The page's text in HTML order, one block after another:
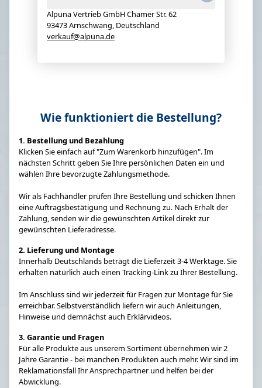
Alpuna Vertrieb GmbH Chamer Str. 62
93473 Arnschwang, Deutschland
verkauf@alpuna.de
Wie funktioniert die Bestellung?
1. Bestellung und Bezahlung
Klicken Sie einfach auf "Zum Warenkorb hinzufügen". Im
nächsten Schritt geben Sie Ihre persönlichen Daten ein und
wählen Ihre bevorzugte Zahlungsmethode.
Wir als Fachhändler prüfen Ihre Bestellung und schicken Ihnen
eine Auftragsbestätigung und Rechnung zu. Nach Erhalt der
Zahlung, senden wir die gewünschten Artikel direkt zur
gewünschten Lieferadresse.
2. Lieferung und Montage
Innerhalb Deutschlands beträgt die Lieferzeit 3-4 Werktage. Sie
erhalten natürlich auch einen Tracking-Link zu Ihrer Bestellung.
Im Anschluss sind wir jederzeit für Fragen zur Montage für Sie
erreichbar. Selbstverständlich liefern wir auch Anleitungen,
Hinweise und demnächst auch Erklärvideos.
3. Garantie und Fragen
Für alle Produkte aus unserem Sortiment übernehmen wir 2
Jahre Garantie - bei manchen Produkten auch mehr. Wir sind im
Reklamationsfall Ihr Ansprechpartner und helfen bei der
Abwicklung.